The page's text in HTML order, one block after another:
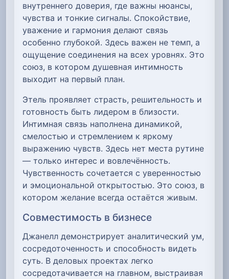
внутреннего доверия, где важны нюансы,
чувства и тонкие сигналы. Спокойствие,
уважение и гармония делают связь
особенно глубокой. Здесь важен не темп, а
ощущение соединения на всех уровнях. Это
союз, в котором душевная интимность
выходит на первый план.
Этель проявляет страсть, решительность и
готовность быть лидером в близости.
Интимная связь наполнена динамикой,
смелостью и стремлением к яркому
выражению чувств. Здесь нет места рутине
— только интерес и вовлечённость.
Чувственность сочетается с уверенностью
и эмоциональной открытостью. Это союз, в
котором желание всегда остаётся живым.
Совместимость в бизнесе
Джанелл демонстрирует аналитический ум,
сосредоточенность и способность видеть
суть. В деловых проектах легко
сосредотачивается на главном, выстраивая